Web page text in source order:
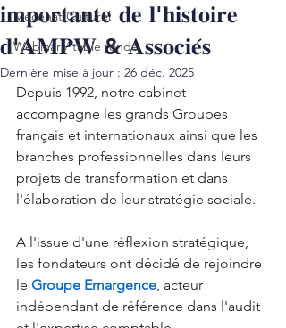
Mécénat Culturel
Webinar / table ronde
𝐢𝐦𝐩𝐨𝐫𝐭𝐚𝐧𝐭𝐞 𝐝𝐞 𝐥'𝐡𝐢𝐬𝐭𝐨𝐢𝐫𝐞
𝐝'𝐀𝐌𝐏𝐖 & 𝐀𝐬𝐬𝐨𝐜𝐢𝐞́𝐬
Dernière mise à jour : 26 déc. 2025
Depuis 1992, notre cabinet
accompagne les grands Groupes
français et internationaux ainsi que les
branches professionnelles dans leurs
projets de transformation et dans
l'élaboration de leur stratégie sociale.
A l'issue d'une réflexion stratégique,
les fondateurs ont décidé de rejoindre
le Groupe Emargence, acteur
indépendant de référence dans l'audit